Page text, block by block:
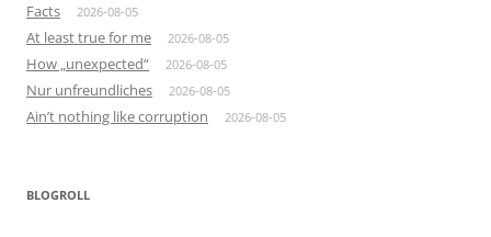
Facts 2026-08-05
At least true for me 2026-08-05
How „unexpected“ 2026-08-05
Nur unfreundliches 2026-08-05
Ain’t nothing like corruption 2026-08-05
BLOGROLL